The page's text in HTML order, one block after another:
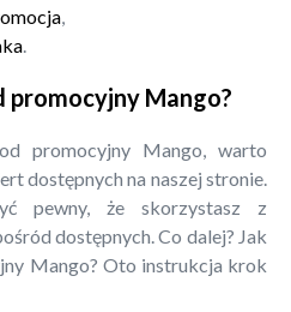
,
.
promocyjny Mango?
promocyjny Mango, warto
dostępnych na naszej stronie.
pewny, że skorzystasz z
dostępnych. Co dalej? Jak
Mango? Oto instrukcja krok